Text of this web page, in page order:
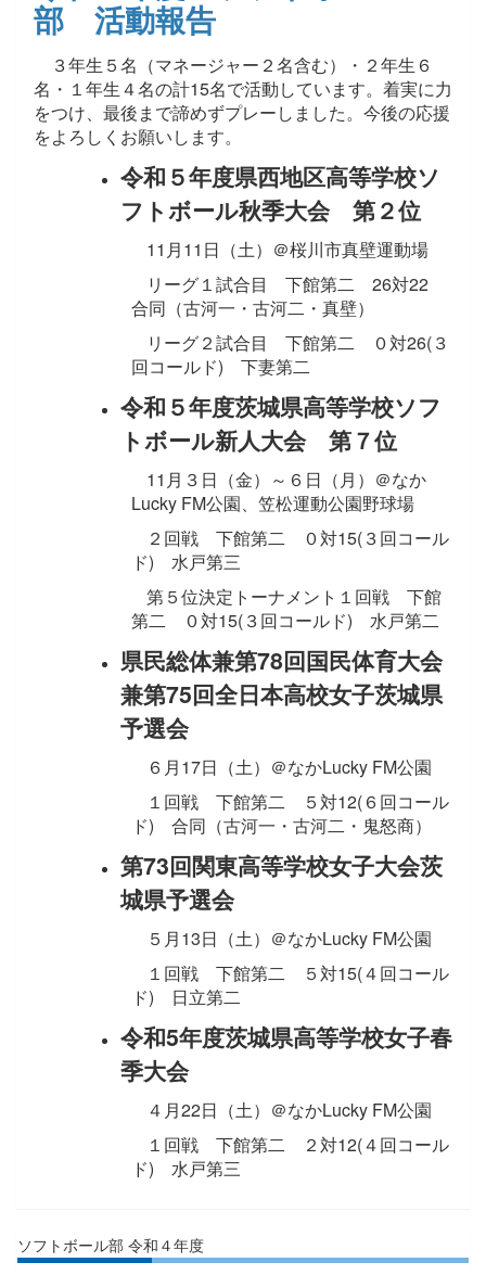
部 活動報告
３年生５名（マネージャー２名含む）・２年生６
名・１年生４名の計15名で活動しています。着実に力
をつけ、最後まで諦めずプレーしました。今後の応援
をよろしくお願いします。
令和５年度県西地区高等学校ソ
フトボール秋季大会 第２位
11月11日（土）＠桜川市真壁運動場
リーグ１試合目 下館第二 26対22
合同（古河一・古河二・真壁）
リーグ２試合目 下館第二 ０対26(３
回コールド) 下妻第二
令和５年度茨城県高等学校ソフ
トボール新人大会 第７位
11月３日（金）～６日（月）＠なか
Lucky FM公園、笠松運動公園野球場
２回戦 下館第二 ０対15(３回コール
ド) 水戸第三
第５位決定トーナメント１回戦 下館
第二 ０対15(３回コールド) 水戸第二
県民総体兼第78回国民体育大会
兼第75回全日本高校女子茨城県
予選会
６月17日（土）＠なかLucky FM公園
１回戦 下館第二 ５対12(６回コール
ド) 合同（古河一・古河二・鬼怒商）
第73回関東高等学校女子大会茨
城県予選会
５月13日（土）＠なかLucky FM公園
１回戦 下館第二 ５対15(４回コール
ド) 日立第二
令和5年度茨城県高等学校女子春
季大会
４月22日（土）＠なかLucky FM公園
１回戦 下館第二 ２対12(４回コール
ド) 水戸第三
ソフトボール部 令和４年度